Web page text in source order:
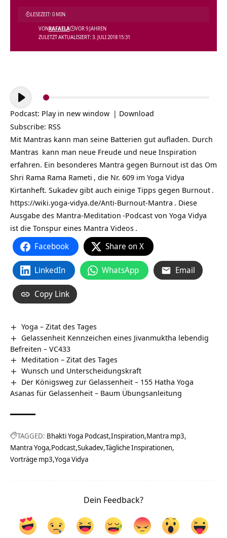
ZULETZT AKTUALISIERT: 3. JULI 2018 15:31
VONRAFAELA VOR 9 JAHREN
LESEZEIT: 0 MIN
Audio-
Player
Podcast: Play in new window | Download
Subscribe: RSS
Mit Mantras kann man seine Batterien gut aufladen. Durch
Mantras kann man neue Freude und neue Inspiration
erfahren. Ein besonderes Mantra gegen Burnout ist das Om
Shri Rama Rama Rameti , die Nr. 609 im Yoga Vidya
Kirtanheft. Sukadev gibt auch einige Tipps gegen Burnout .
https://wiki.yoga-vidya.de/Anti-Burnout-Mantra . Diese
Ausgabe des Mantra-Meditation -Podcast von Yoga Vidya
ist die Tonspur eines Mantra Videos .
Facebook Share on X
LinkedIn WhatsApp Email
Copy Link
Yoga – Zitat des Tages
Gelassenheit Kennzeichen eines Jivanmuktha lebendig
Befreiten – VC433
Meditation – Zitat des Tages
Wunsch und Unterscheidungskraft
Der Königsweg zur Gelassenheit – 155 Hatha Yoga
Asanas für Gelassenheit – Baum Übungsanleitung
TAGGED: Bhakti Yoga Podcast Inspiration Mantra mp3
Mantra Yoga Podcast Sukadev Tägliche Inspirationen
Vorträge mp3 Yoga Vidya
Dein Feedback?